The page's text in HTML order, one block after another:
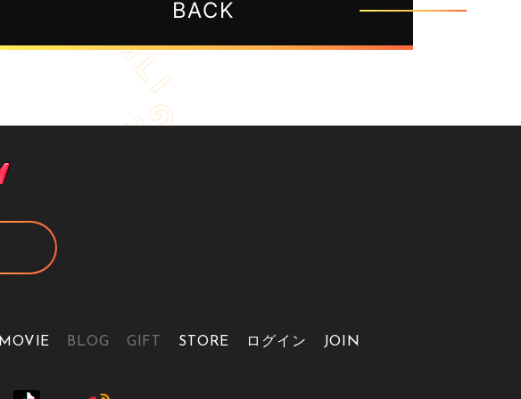
BACK
MOVIE BLOG GIFT STORE ログイン JOIN